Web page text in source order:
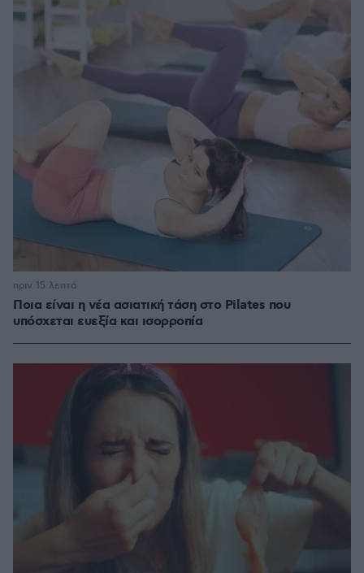
Ποια είναι η νέα ασιατική τάση στο Pilates που
υπόσχεται ευεξία και ισορροπία
πριν 15 λεπτά